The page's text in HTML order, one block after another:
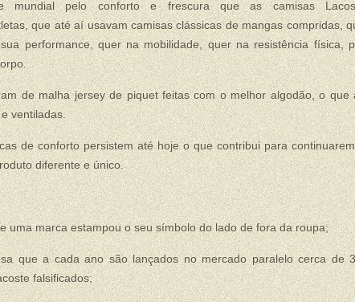
mundial pelo conforto e frescura que as camisas
que até aí usavam camisas clássicas de mangas compridas,
performance, quer na mobilidade, quer na resistência física,
de malha jersey de piquet feitas com o melhor algodão, o que
ventiladas.
de conforto persistem até hoje o que contribui para
diferente e único.
uma marca estampou o seu símbolo do lado de fora da roupa;
que a cada ano são lançados no mercado paralelo cerca de
falsificados;